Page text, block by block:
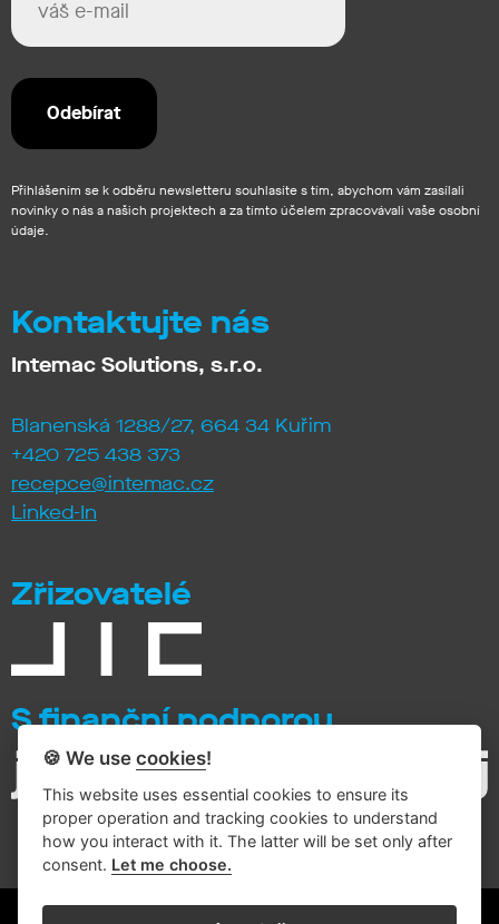
Přihlášením se k odběru newsletteru souhlasíte s tím, abychom vám zasílali
novinky o nás a našich projektech a za tímto účelem zpracovávali vaše osobní
údaje.
Kontaktujte nás
Intemac Solutions, s.r.o.
Blanenská 1288/27, 664 34 Kuřim
+420 725 438 373
recepce@intemac.cz
Linked-In
Zřizovatelé
S finanční podporou
🍪 We usecookies!
This website uses essential cookies to ensure its
proper operation and tracking cookies to understand
how you interact with it. The latter will be set only after
consent. Let me choose.